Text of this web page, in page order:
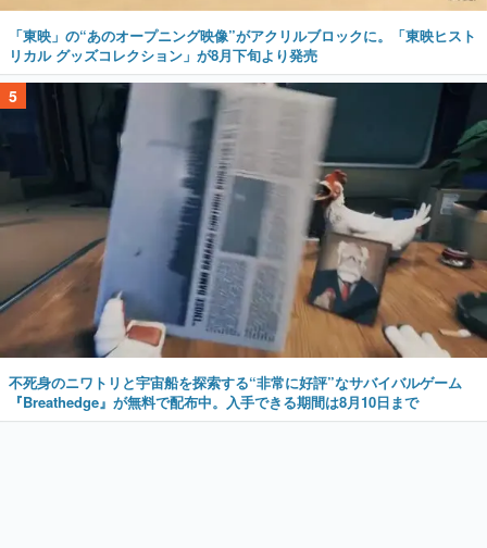
「東映」の“あのオープニング映像”がアクリルブロックに。「東映ヒスト
リカル グッズコレクション」が8月下旬より発売
5
不死身のニワトリと宇宙船を探索する“非常に好評”なサバイバルゲーム
『Breathedge』が無料で配布中。入手できる期間は8月10日まで